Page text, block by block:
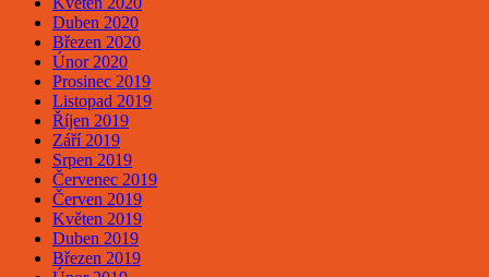
Duben 2020
Březen 2020
Únor 2020
Prosinec 2019
Listopad 2019
Říjen 2019
Září 2019
Srpen 2019
Červenec 2019
Červen 2019
Květen 2019
Duben 2019
Březen 2019